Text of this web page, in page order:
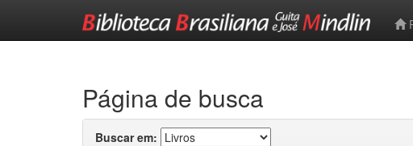
Página de busca
Buscar em: